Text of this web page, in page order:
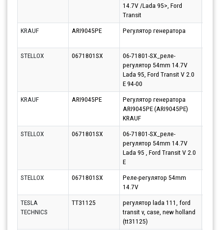
14.7V /Lada 95>, Ford
Transit
KRAUF ARI9045PE Регулятор генератора
STELLOX
0671801SX
06-71801-SX_реле-
регулятор 54mm 14.7V
Lada 95, Ford Transit V 2.0
E 94-00
KRAUF ARI9045PE
Регулятор генератора
ARI9045PE (ARI9045PE)
KRAUF
STELLOX 0671801SX
06-71801-SX_реле-
регулятор 54mm 14.7V
Lada 95 , Ford Transit V 2.0
E
STELLOX 0671801SX
Реле-регулятор 54mm
14.7V
TESLA
TECHNICS
TT31125
регулятор lada 111, ford
transit v, case, new holland
(tt31125)